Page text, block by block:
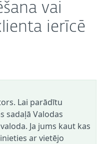
vai
ierīcē
Lai parādītu
sadaļā Valodas
Ja jums kaut kas
ar vietējo